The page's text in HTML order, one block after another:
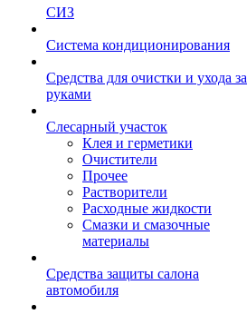
СИЗ
Система кондиционирования
Средства для очистки и ухода за
руками
Слесарный участок
Клея и герметики
Очистители
Прочее
Растворители
Расходные жидкости
Смазки и смазочные
материалы
Средства защиты салона
автомобиля